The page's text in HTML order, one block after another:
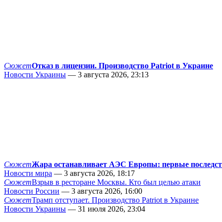
СюжетОтказ в лицензии. Производство Patriot в Украине
Новости Украины — 3 августа 2026, 23:13
СюжетЖара останавливает АЭС Европы: первые
Новости мира — 3 августа 2026, 18:17
СюжетВзрыв в ресторане Москвы. Кто был целью атаки
Новости России — 3 августа 2026, 16:00
СюжетТрамп отступает. Производство Patriot в Украине
Новости Украины — 31 июля 2026, 23:04